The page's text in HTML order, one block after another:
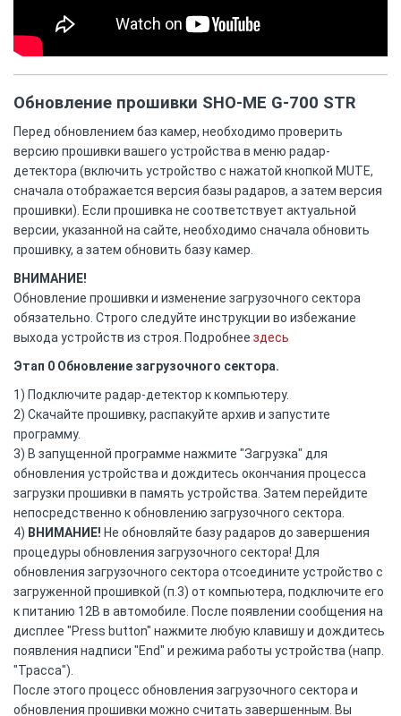
Обновление прошивки SHO-ME G-700 STR
Перед обновлением баз камер, необходимо проверить
версию прошивки вашего устройства в меню радар-
детектора (включить устройство с нажатой кнопкой MUTE,
сначала отображается версия базы радаров, а затем версия
прошивки). Если прошивка не соответствует актуальной
версии, указанной на сайте, необходимо сначала обновить
прошивку, а затем обновить базу камер.
ВНИМАНИЕ!
Обновление прошивки и изменение загрузочного сектора
обязательно. Строго следуйте инструкции во избежание
выхода устройств из строя. Подробнее здесь
Этап 0 Обновление загрузочного сектора.
1) Подключите радар-детектор к компьютеру.
2) Скачайте прошивку, распакуйте архив и запустите
программу.
3) В запущенной программе нажмите "Загрузка" для
обновления устройства и дождитесь окончания процесса
загрузки прошивки в память устройства. Затем перейдите
непосредственно к обновлению загрузочного сектора.
4) ВНИМАНИЕ! Не обновляйте базу радаров до завершения
процедуры обновления загрузочного сектора! Для
обновления загрузочного сектора отсоедините устройство с
загруженной прошивкой (п.3) от компьютера, подключите его
к питанию 12В в автомобиле. После появлении сообщения на
дисплее "Press button" нажмите любую клавишу и дождитесь
появления надписи "End" и режима работы устройства (напр.
"Трасса").
После этого процесс обновления загрузочного сектора и
обновления прошивки можно считать завершенным. Вы